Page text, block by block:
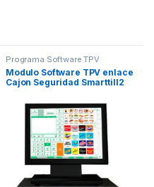
Programa Software TPV
Modulo Software TPV enlace
Cajon Seguridad Smarttill2